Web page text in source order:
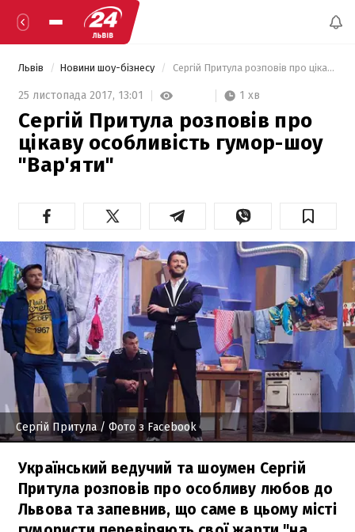
Львів Новини шоу-бізнесу Сергій Притула розповів про цікаву особливість гумор-шоу "Вар'яти"
25 листопада 2017, 13:01 1 хв
Сергій Притула розповів про
цікаву особливість гумор-шоу
"Вар'яти"
Сергій Притула / Фото з Facebook
Український ведучий та шоумен Сергій
Притула розповів про особливу любов до
Львова та запевнив, що саме в цьому місті